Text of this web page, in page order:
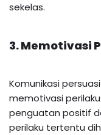
sekelas.
3. Memotivasi
Komunikasi
memotivasi
penguatan positif
perilaku tertentu